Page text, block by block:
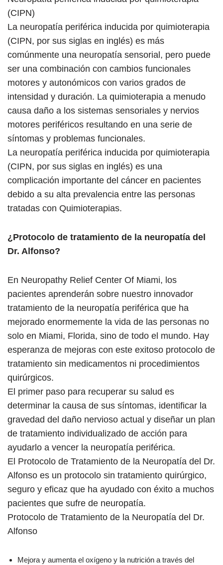
(CIPN)
La neuropatía periférica inducida por quimioterapia
(CIPN, por sus siglas en inglés) es más
comúnmente una neuropatía sensorial, pero puede
ser una combinación con cambios funcionales
motores y autonómicos con varios grados de
intensidad y duración. La quimioterapia a menudo
causa daño a los sistemas sensoriales y nervios
motores periféricos resultando en una serie de
síntomas y problemas funcionales.
La neuropatía periférica inducida por quimioterapia
(CIPN, por sus siglas en inglés) es una
complicación importante del cáncer en pacientes
debido a su alta prevalencia entre las personas
tratadas con Quimioterapias.
¿Protocolo de tratamiento de la neuropatía del
Dr. Alfonso?
En Neuropathy Relief Center Of Miami, los
pacientes aprenderán sobre nuestro innovador
tratamiento de la neuropatía periférica que ha
mejorado enormemente la vida de las personas no
solo en Miami, Florida, sino de todo el mundo. Hay
esperanza de mejoras con este exitoso protocolo de
tratamiento sin medicamentos ni procedimientos
quirúrgicos.
El primer paso para recuperar su salud es
determinar la causa de sus síntomas, identificar la
gravedad del daño nervioso actual y diseñar un plan
de tratamiento individualizado de acción para
ayudarlo a vencer la neuropatía periférica.
El Protocolo de Tratamiento de la Neuropatía del Dr.
Alfonso es un protocolo sin tratamiento quirúrgico,
seguro y eficaz que ha ayudado con éxito a muchos
pacientes que sufre de neuropatía.
Protocolo de Tratamiento de la Neuropatía del Dr.
Alfonso
Mejora y aumenta el oxígeno y la nutrición a través del